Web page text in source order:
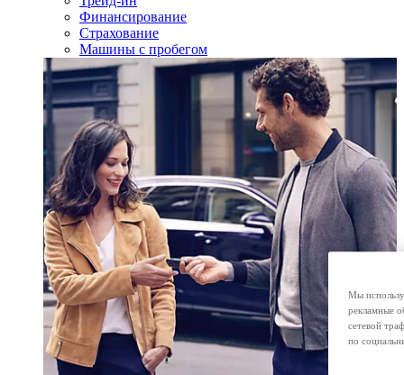
Финансирование
Страхование
Машины с пробегом
Мы
рекламные
сетевой
по